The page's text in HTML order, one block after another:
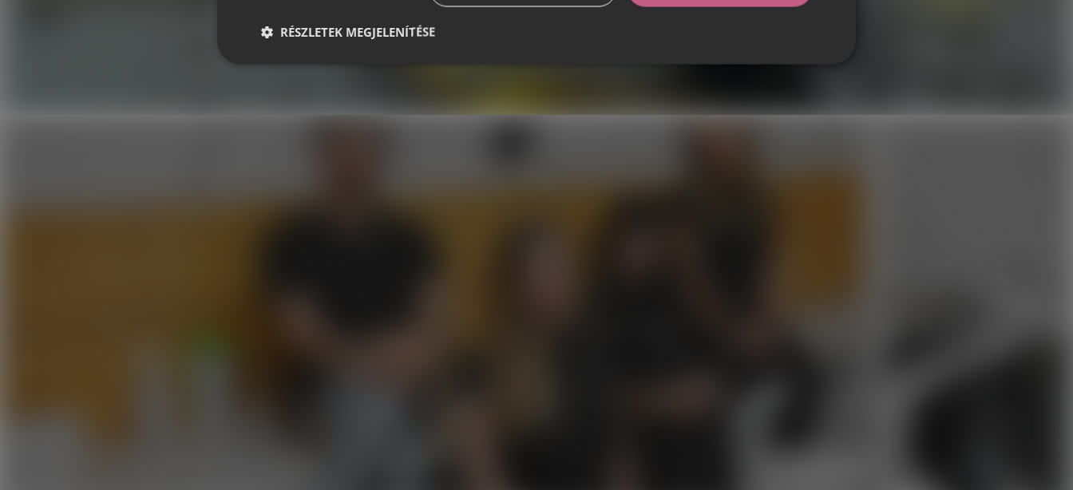
RÉSZLETEK MEGJELENÍTÉSE